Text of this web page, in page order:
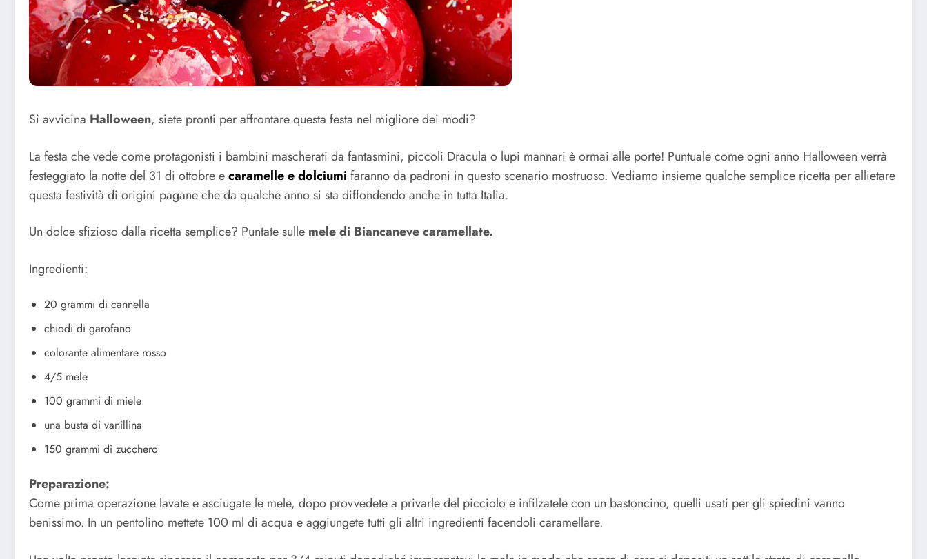
Si avvicina Halloween, siete pronti per affrontare questa festa nel migliore dei modi?
La festa che vede come protagonisti i bambini mascherati da fantasmini, piccoli Dracula o lupi mannari è ormai alle porte! Puntuale come ogni anno Halloween verrà
festeggiato la notte del 31 di ottobre ecaramelle e dolciumi faranno da padroni in questo scenario mostruoso. Vediamo insieme qualche semplice ricetta per allietare
questa festività di origini pagane che da qualche anno si sta diffondendo anche in tutta Italia.
Un dolce sfizioso dalla ricetta semplice? Puntate sulle mele di Biancaneve caramellate.
Ingredienti:
20 grammi di cannella
chiodi di garofano
colorante alimentare rosso
4/5 mele
100 grammi di miele
una busta di vanillina
150 grammi di zucchero
Preparazione:
Come prima operazione lavate e asciugate le mele, dopo provvedete a privarle del picciolo e infilzatele con un bastoncino, quelli usati per gli spiedini vanno
benissimo. In un pentolino mettete 100 ml di acqua e aggiungete tutti gli altri ingredienti facendoli caramellare.